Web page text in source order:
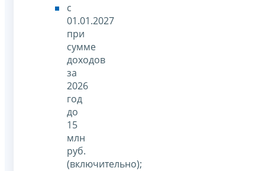
с
01.01.2027
при
сумме
доходов
за
2026
год
до
15
млн
руб.
(включительно);